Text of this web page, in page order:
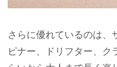
さらに優れているのは、
ピナー、ドリフター、ク